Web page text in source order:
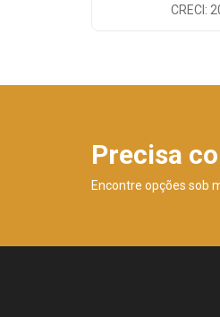
CRECI:
Precisa
Encontre opções sob